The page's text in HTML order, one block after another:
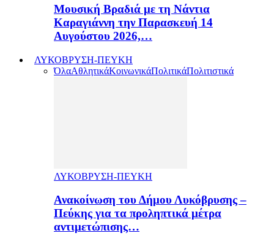
Μουσική Βραδιά με τη Νάντια
Καραγιάννη την Παρασκευή 14
Αυγούστου 2026,…
ΛΥΚΟΒΡΥΣΗ-ΠΕΥΚΗ
ΌλαΑθλητικάΚοινωνικάΠολιτικάΠολιτιστικά
ΛΥΚΟΒΡΥΣΗ-ΠΕΥΚΗ
Ανακοίνωση του Δήμου Λυκόβρυσης –
Πεύκης για τα προληπτικά μέτρα
αντιμετώπισης…